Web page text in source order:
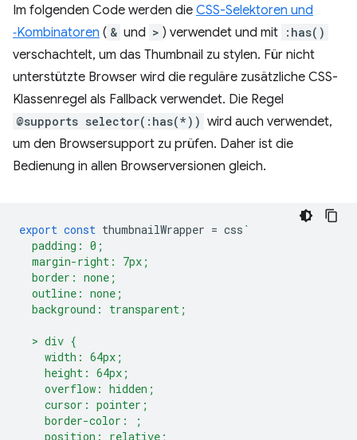
Im folgenden Code werden die CSS-Selektoren und
‑Kombinatoren ( & und > ) verwendet und mit :has()
verschachtelt, um das Thumbnail zu stylen. Für nicht
unterstützte Browser wird die reguläre zusätzliche CSS-
Klassenregel als Fallback verwendet. Die Regel
@supports selector(:has(*)) wird auch verwendet,
um den Browsersupport zu prüfen. Daher ist die
Bedienung in allen Browserversionen gleich.
export const thumbnailWrapper = css `
  padding: 0;
  margin-right: 7px;
  border: none;
  outline: none;
  background: transparent;
  > div {
    width: 64px;
    height: 64px;
    overflow: hidden;
    cursor: pointer;
    border-color: ;
    position: relative;